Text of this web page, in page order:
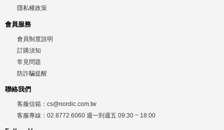
隱私權政策
會員服務
會員制度說明
訂購須知
常見問題
防詐騙提醒
聯絡我們
客服信箱： cs@nordic.com.tw
客服專線： 02 8772 6060 週一到週五 09:30 ~ 18:00